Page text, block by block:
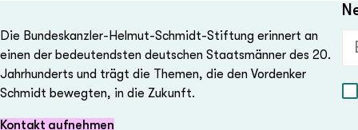
Fellowship
2024 „For a
Die Bundeskanzler-Helmut-Schmidt-Stiftung erinnert an
einen der bedeutendsten deutschen Staatsmänner des 20.
Jahrhunderts und trägt die Themen, die den Vordenker
Schmidt bewegten, in die Zukunft.
Kontakt aufnehmen